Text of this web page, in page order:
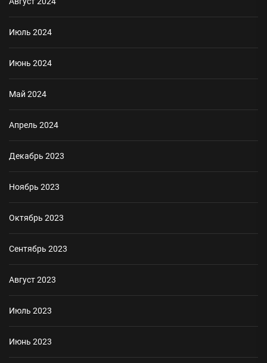
Июль 2024
Июнь 2024
Май 2024
Апрель 2024
Декабрь 2023
Ноябрь 2023
Октябрь 2023
Сентябрь 2023
Август 2023
Июль 2023
Июнь 2023